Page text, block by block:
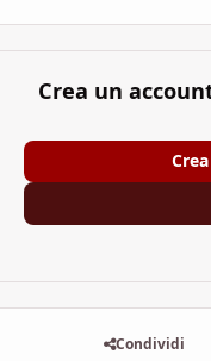
Crea un
Condividi